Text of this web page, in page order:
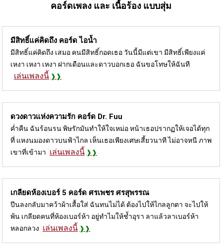
คอร์ดเพลง และ เนื้อร้อง แบบสุ่ม
มีสิทธิ์แค่คิดถึง คอร์ดไอน้ำ
มีสิทธิ์แค่คิดถึง เสมอ คนมีสิทธิ์กอดเธอ วันนี้มีแต่เขา มีสิทธิ์เพียงแค่
เหงา เหงา เหงา ฝากเดือนและดาวบอกเธอ ฉันขอโทษให้ฉันที
เล่นเพลงนี้
ดวงดาวแห่งความรัก คอร์ด Dr. Fuu
ค่ำคืน ฉันร้อนรน พิษรักมันทำให้ใจเหม่อ หน้าเธอปรากฏให้เจอได้ทุก
ที่ แหงนมองดาวบนฟ้าไกล เห็นเธอเพียงเศษเสี้ยวนาที ไม่อาจหนี ภาพ
เขาที่เข้ามา เล่นเพลงนี้
เกลียดห้องเบอร์ 5 คอร์ด ศรเพชร ศรสุพรรณ
ปีนลงกลับมาคว้าผ้าเสื้อใส่ ฉันทนไม่ได้ ต้องไปให้ไกลลูกตา จะไปให้
พ้น เกลียดคนที่ห้องเบอร์ห้า อยู่ทำไมให้ช้ำอุรา ลาแล้วลาเบอร์ห้า
หลอกลวง เล่นเพลงนี้